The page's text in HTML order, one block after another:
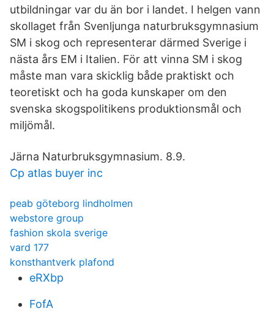
utbildningar var du än bor i landet. I helgen vann
skollaget från Svenljunga naturbruksgymnasium
SM i skog och representerar därmed Sverige i
nästa års EM i Italien. För att vinna SM i skog
måste man vara skicklig både praktiskt och
teoretiskt och ha goda kunskaper om den
svenska skogspolitikens produktionsmål och
miljömål.
Järna Naturbruksgymnasium. 8.9.
Cp atlas buyer inc
peab göteborg lindholmen
webstore group
fashion skola sverige
vard 177
konsthantverk plafond
eRXbp
FofA